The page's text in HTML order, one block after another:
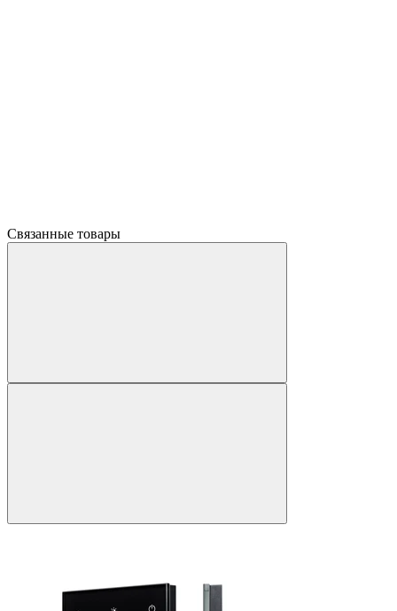
Связанные товары